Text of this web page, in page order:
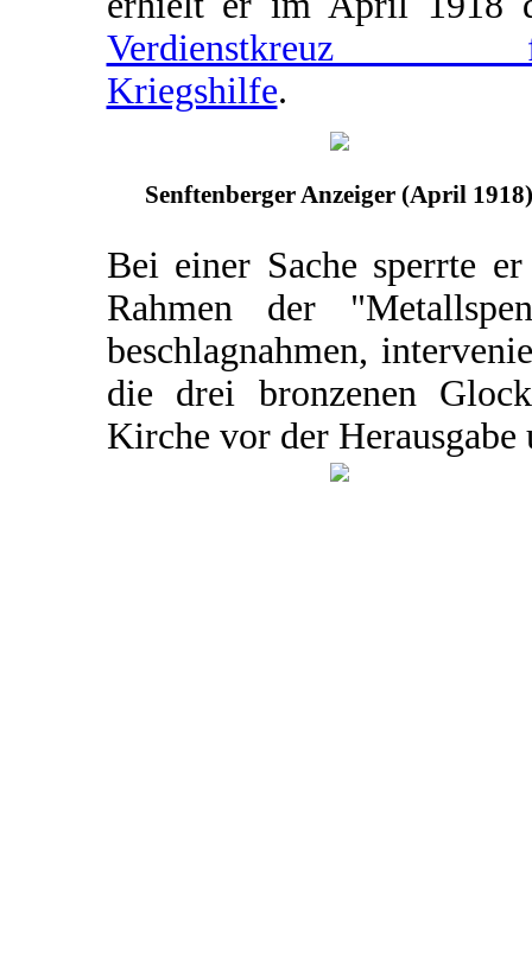
Verdienstkreuz
Kriegshilfe.
Senftenberger Anzeiger (April 1918)
Bei einer Sache sperrte
Rahmen der
beschlagnahmen,
die drei bronzenen
Kirche vor der Herausgabe